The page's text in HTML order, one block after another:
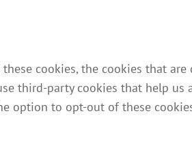
cookies, the cookies that are
third-party cookies that help us
option to opt-out of these